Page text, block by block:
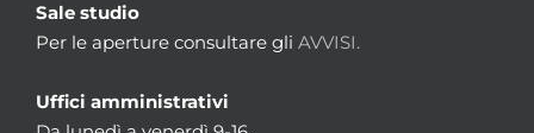
Sale studio
Per le aperture consultare gli AVVISI.
Uffici amministrativi